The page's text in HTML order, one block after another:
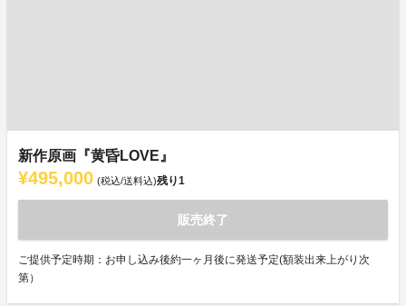
新作原画『黄昏LOVE』
¥495,000 (税込/送料込)残り1
販売終了
ご提供予定時期：お申し込み後約一ヶ月後に発送予定(額装出来上がり次
第）